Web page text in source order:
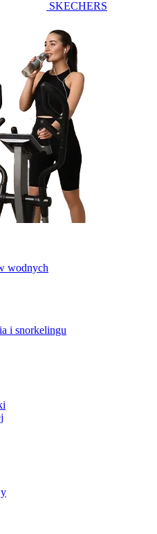
SKECHERS
wodnych
i snorkelingu